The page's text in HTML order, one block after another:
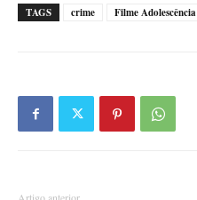
TAGS crime Filme Adolescência